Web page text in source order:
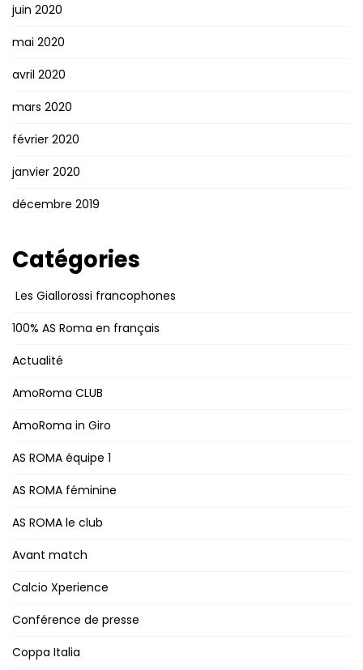
juin 2020
mai 2020
avril 2020
mars 2020
février 2020
janvier 2020
décembre 2019
Catégories
Les Giallorossi francophones
100% AS Roma en français
Actualité
AmoRoma CLUB
AmoRoma in Giro
AS ROMA équipe 1
AS ROMA féminine
AS ROMA le club
Avant match
Calcio Xperience
Conférence de presse
Coppa Italia